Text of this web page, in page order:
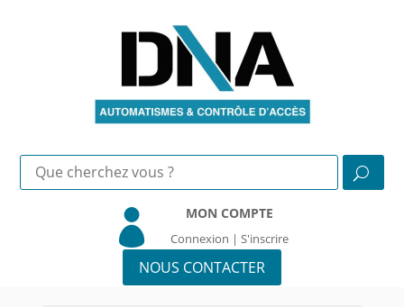
 MON COMPTE
Connexion | S'inscrire
NOUS CONTACTER